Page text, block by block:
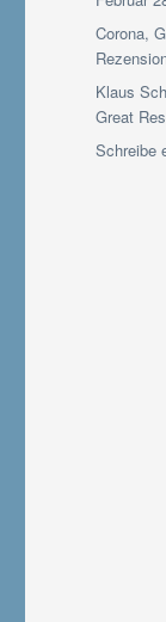
am
Corona,
Klaus
Great
Schreibe